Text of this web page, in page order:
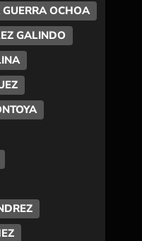
OCHOA
GALINDO